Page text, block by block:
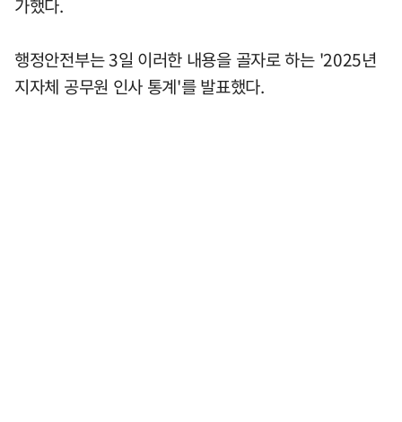
가했다.
행정안전부는 3일 이러한 내용을 골자로 하는 '2025년
지자체 공무원 인사 통계'를 발표했다.